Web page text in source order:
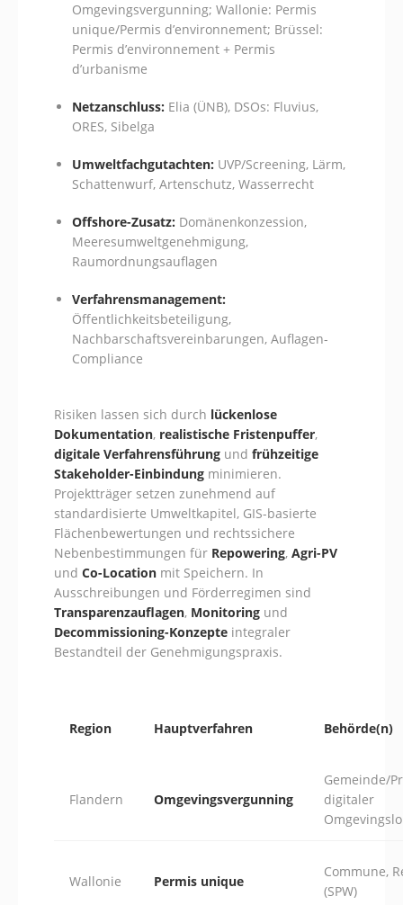
Omgevingsvergunning; Wallonie: Permis
unique/Permis d’environnement; Brüssel:
Permis d’environnement + Permis
d’urbanisme
Netzanschluss: Elia (ÜNB), DSOs: Fluvius,
ORES, Sibelga
Umweltfachgutachten: UVP/Screening, Lärm,
Schattenwurf, Artenschutz, Wasserrecht
Offshore-Zusatz: Domänenkonzession,
Meeresumweltgenehmigung,
Raumordnungsauflagen
Verfahrensmanagement:
Öffentlichkeitsbeteiligung,
Nachbarschaftsvereinbarungen, Auflagen-
Compliance
Risiken lassen sich durch lückenlose
Dokumentation, realistische Fristenpuffer,
digitale Verfahrensführung und frühzeitige
Stakeholder-Einbindung minimieren.
Projektträger setzen zunehmend auf
standardisierte Umweltkapitel, GIS-basierte
Flächenbewertungen und rechtssichere
Nebenbestimmungen für Repowering, Agri-PV
und Co-Location mit Speichern. In
Ausschreibungen und Förderregimen sind
Transparenzauflagen, Monitoring und
Decommissioning-Konzepte integraler
Bestandteil der Genehmigungspraxis.
Region Hauptverfahren Behörde(n)
Flandern Omgevingsvergunning
Gemeinde/
digitaler
Wallonie Permis unique
Commune,
(SPW)